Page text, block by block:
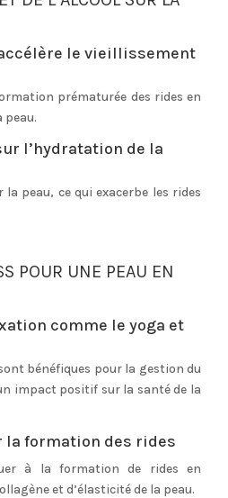
le vieillissement
prématurée des rides en
peau.
l’hydratation de la
la peau, ce qui exacerbe les rides
POUR UNE PEAU EN
comme le yoga et
bénéfiques pour la gestion du
impact positif sur la santé de la
la formation des rides
à la formation de rides en
et d’élasticité de la peau.